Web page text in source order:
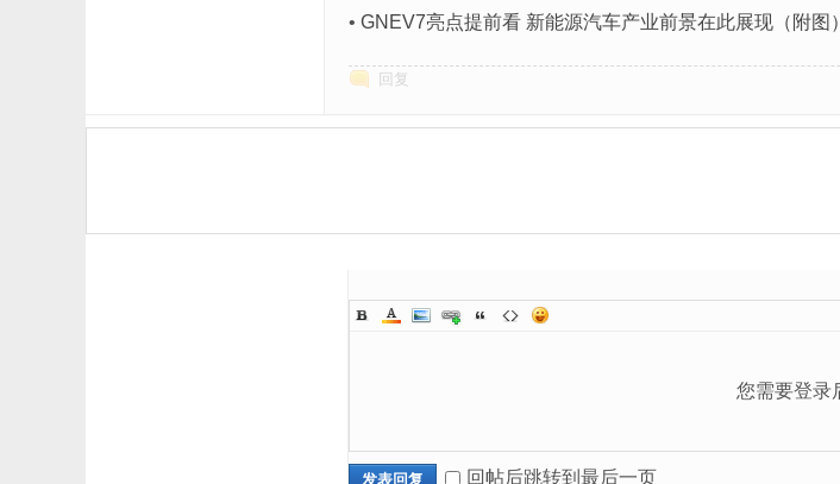
• GNEV7亮点提前看 新能源汽车产业前景在此展现（附图）
回复
您需要登录
发表回复 回帖后跳转到最后一页